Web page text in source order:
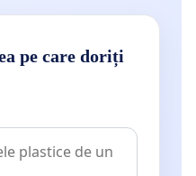
pe care doriți